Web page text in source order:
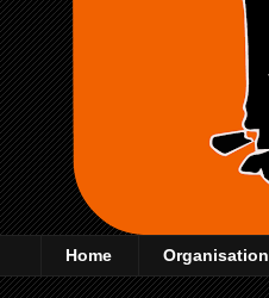
Home Organisation